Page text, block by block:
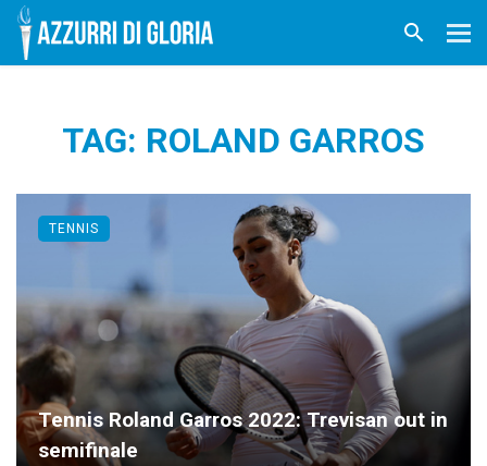
TAG: ROLAND GARROS
Tennis Roland Garros 2022: Trevisan out in
semifinale
TENNIS